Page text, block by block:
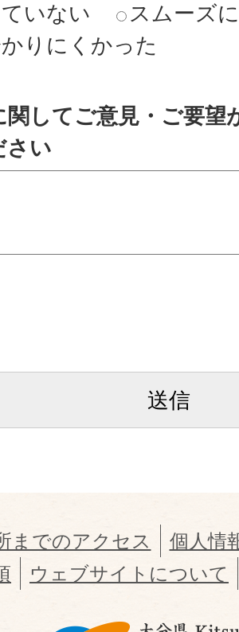
いない
スムーズ
りにくかった
関してご意見・ご要望
さい
までのアクセス
個人情
ウェブサイトについて